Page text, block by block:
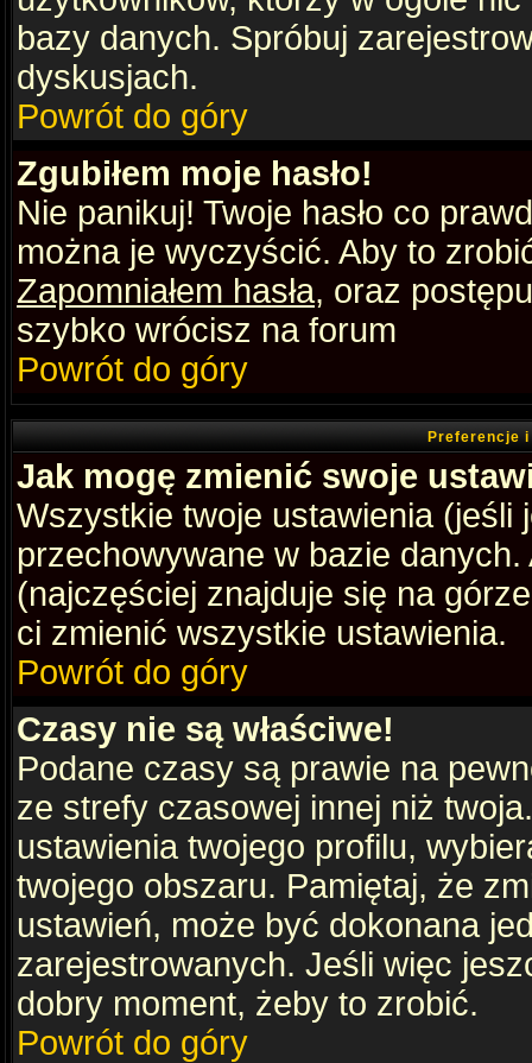
bazy danych. Spróbuj
dyskusjach.
Powrót do góry
Zgubiłem moje hasło!
Nie panikuj! Twoje hasło co
można je wyczyścić. Aby to
Zapomniałem hasła, oraz
szybko wrócisz na forum
Powrót do góry
Preferencje
Jak mogę zmienić swoje
Wszystkie twoje ustawienia (jeśli
przechowywane w bazie
(najczęściej znajduje się na
ci zmienić wszystkie ustawienia.
Powrót do góry
Czasy nie są właściwe!
Podane czasy są prawie na
ze strefy czasowej innej niż
ustawienia twojego profilu,
twojego obszaru. Pamiętaj, że
ustawień, może być dokonana
zarejestrowanych. Jeśli więc
dobry moment, żeby to zrobić.
Powrót do góry